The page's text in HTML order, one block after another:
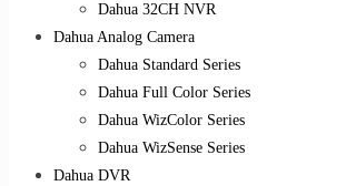
Dahua 32CH NVR
Dahua Analog Camera
Dahua Standard Series
Dahua Full Color Series
Dahua WizColor Series
Dahua WizSense Series
Dahua DVR